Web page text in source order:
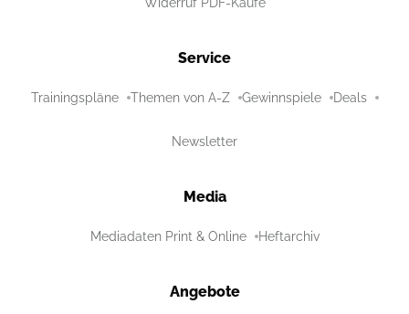
Service
Trainingspläne Themen von A-Z Gewinnspiele Deals
Newsletter
Media
Mediadaten Print & Online Heftarchiv
Angebote